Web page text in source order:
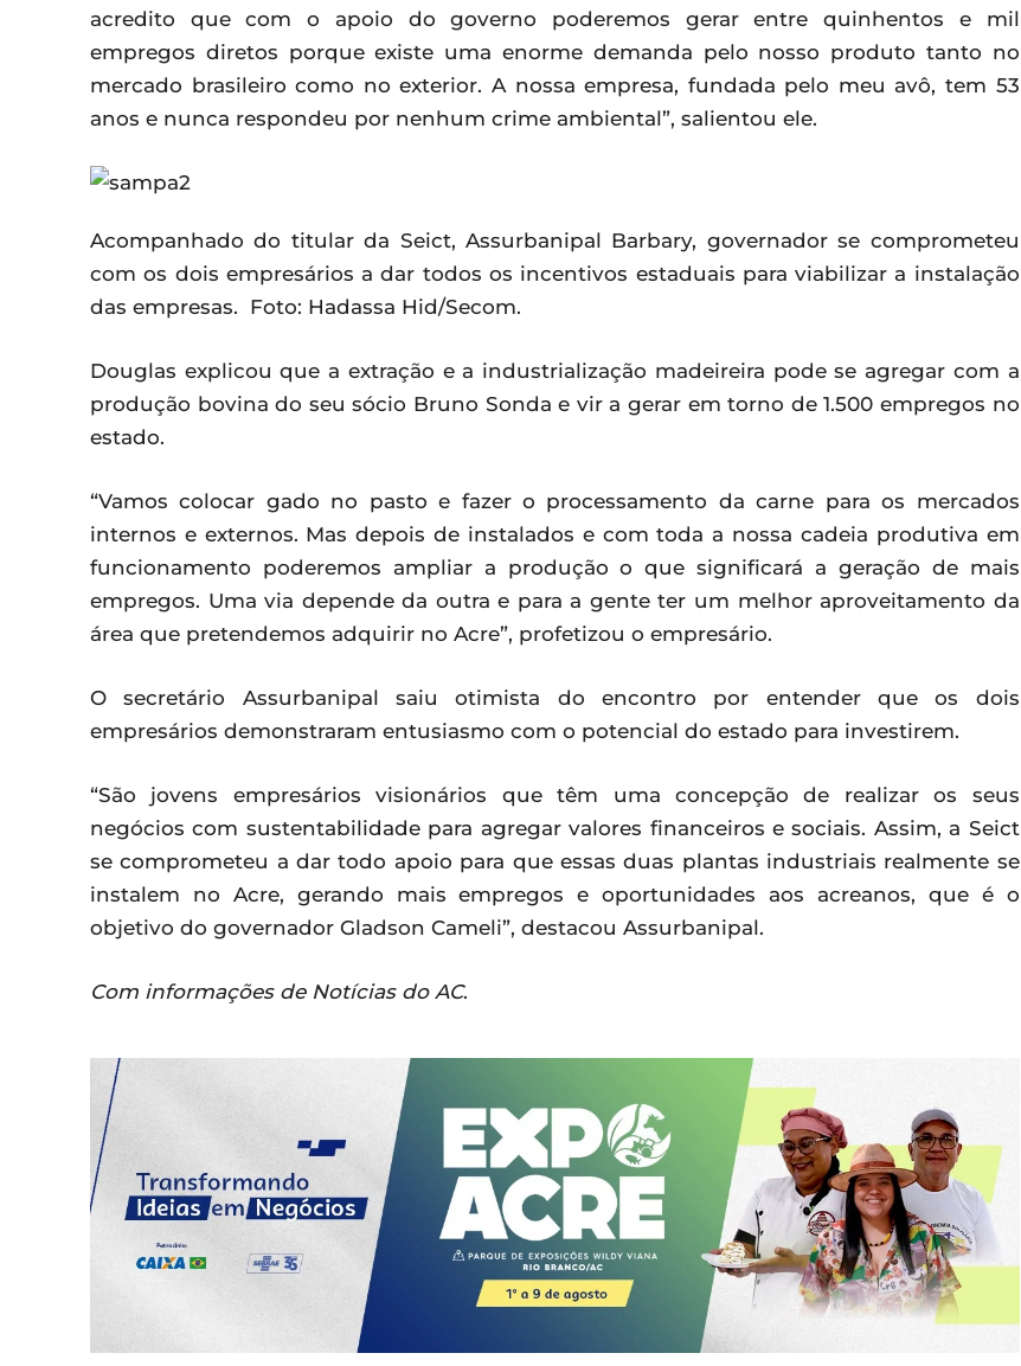
acredito que com o apoio do governo poderemos gerar entre quinhentos e mil
empregos diretos porque existe uma enorme demanda pelo nosso produto tanto no
mercado brasileiro como no exterior. A nossa empresa, fundada pelo meu avô, tem 53
anos e nunca respondeu por nenhum crime ambiental”, salientou ele.
Acompanhado do titular da Seict, Assurbanipal Barbary, governador se comprometeu
com os dois empresários a dar todos os incentivos estaduais para viabilizar a instalação
das empresas. Foto: Hadassa Hid/Secom.
Douglas explicou que a extração e a industrialização madeireira pode se agregar com a
produção bovina do seu sócio Bruno Sonda e vir a gerar em torno de 1.500 empregos no
estado.
“Vamos colocar gado no pasto e fazer o processamento da carne para os mercados
internos e externos. Mas depois de instalados e com toda a nossa cadeia produtiva em
funcionamento poderemos ampliar a produção o que significará a geração de mais
empregos. Uma via depende da outra e para a gente ter um melhor aproveitamento da
área que pretendemos adquirir no Acre”, profetizou o empresário.
O secretário Assurbanipal saiu otimista do encontro por entender que os dois
empresários demonstraram entusiasmo com o potencial do estado para investirem.
“São jovens empresários visionários que têm uma concepção de realizar os seus
negócios com sustentabilidade para agregar valores financeiros e sociais. Assim, a Seict
se comprometeu a dar todo apoio para que essas duas plantas industriais realmente se
instalem no Acre, gerando mais empregos e oportunidades aos acreanos, que é o
objetivo do governador Gladson Cameli”, destacou Assurbanipal.
Com informações de Notícias do AC.